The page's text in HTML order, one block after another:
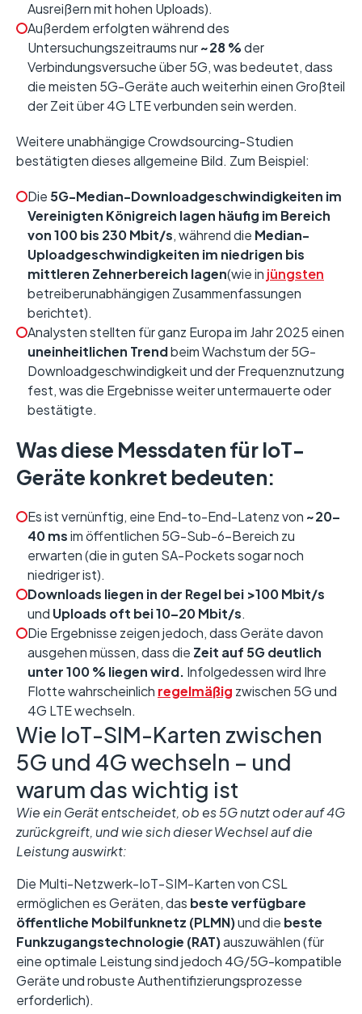
Ausreißern mit hohen Uploads).
Außerdem erfolgten während des
Untersuchungszeitraums nur~28 %der
Verbindungsversuche über 5G, was bedeutet, dass
die meisten 5G-Geräte auch weiterhin einen Großteil
der Zeit über 4G LTE verbunden sein werden.
Weitere unabhängige Crowdsourcing-Studien
bestätigten dieses allgemeine Bild. Zum Beispiel:
Die 5G-Median-Downloadgeschwindigkeiten im
Vereinigten Königreich lagen häufig im Bereich
von 100 bis 230 Mbit/s, während die Median-
Uploadgeschwindigkeiten im niedrigen bis
mittleren Zehnerbereich lagen(wie in jüngsten
betreiberunabhängigen Zusammenfassungen
berichtet).
Analysten stellten für ganz Europa im Jahr 2025 einen
uneinheitlichen Trendbeim Wachstum der 5G-
Downloadgeschwindigkeit und der Frequenznutzung
fest, was die Ergebnisse weiter untermauerte oder
bestätigte.
Was diese Messdaten für IoT-
Geräte konkret bedeuten:
Es ist vernünftig, eine End-to-End-Latenz von ~20–
40 msim öffentlichen 5G-Sub-6-Bereich zu
erwarten (die in guten SA-Pockets sogar noch
niedriger ist).
Downloads liegen in der Regel bei >100 Mbit/s
und Uploads oft bei 10–20 Mbit/s.
Die Ergebnisse zeigen jedoch, dass Geräte davon
ausgehen müssen, dass die Zeit auf 5G deutlich
unter 100 % liegen wird. Infolgedessen wird Ihre
Flotte wahrscheinlich regelmäßig zwischen 5G und
4G LTE wechseln.
Wie IoT-SIM-Karten zwischen
5G und 4G wechseln – und
warum das wichtig ist
Wie ein Gerät entscheidet, ob es 5G nutzt oder auf 4G
zurückgreift, und wie sich dieser Wechsel auf die
Leistung auswirkt:
Die Multi-Netzwerk-IoT-SIM-Karten von CSL
ermöglichen es Geräten, das beste verfügbare
öffentliche Mobilfunknetz (PLMN)und die beste
Funkzugangstechnologie (RAT)auszuwählen (für
eine optimale Leistung sind jedoch 4G/5G-kompatible
Geräte und robuste Authentifizierungsprozesse
erforderlich).